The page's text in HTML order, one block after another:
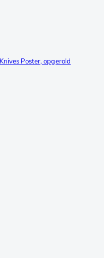
Poster, opgerold